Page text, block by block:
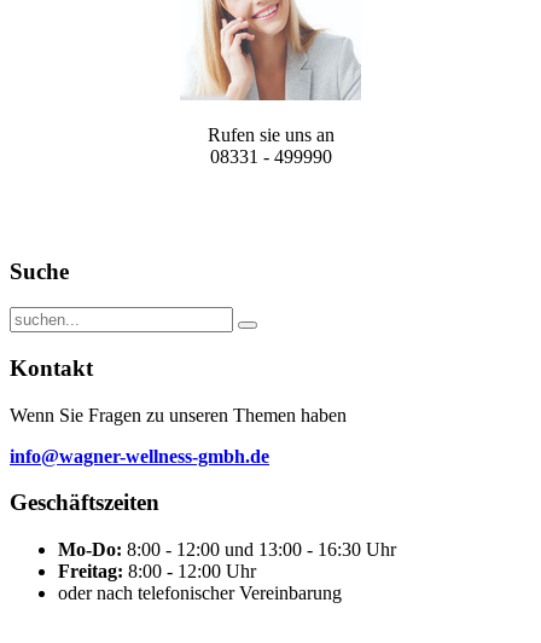
Rufen sie uns an
08331 - 499990
Suche
Kontakt
Wenn Sie Fragen zu unseren Themen haben
info@wagner-wellness-gmbh.de
Geschäftszeiten
Mo-Do: 8:00 - 12:00 und 13:00 - 16:30 Uhr
Freitag: 8:00 - 12:00 Uhr
oder nach telefonischer Vereinbarung